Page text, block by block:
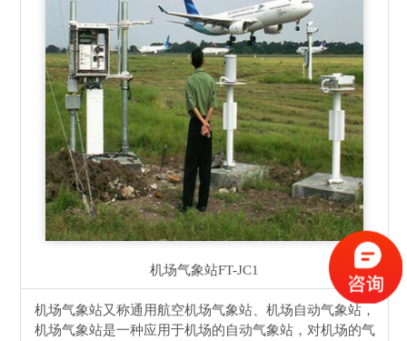
机场气象站FT-JC1
机场气象站又称通用航空机场气象站、机场自动气象站，
机场气象站是一种应用于机场的自动气象站，对机场的气